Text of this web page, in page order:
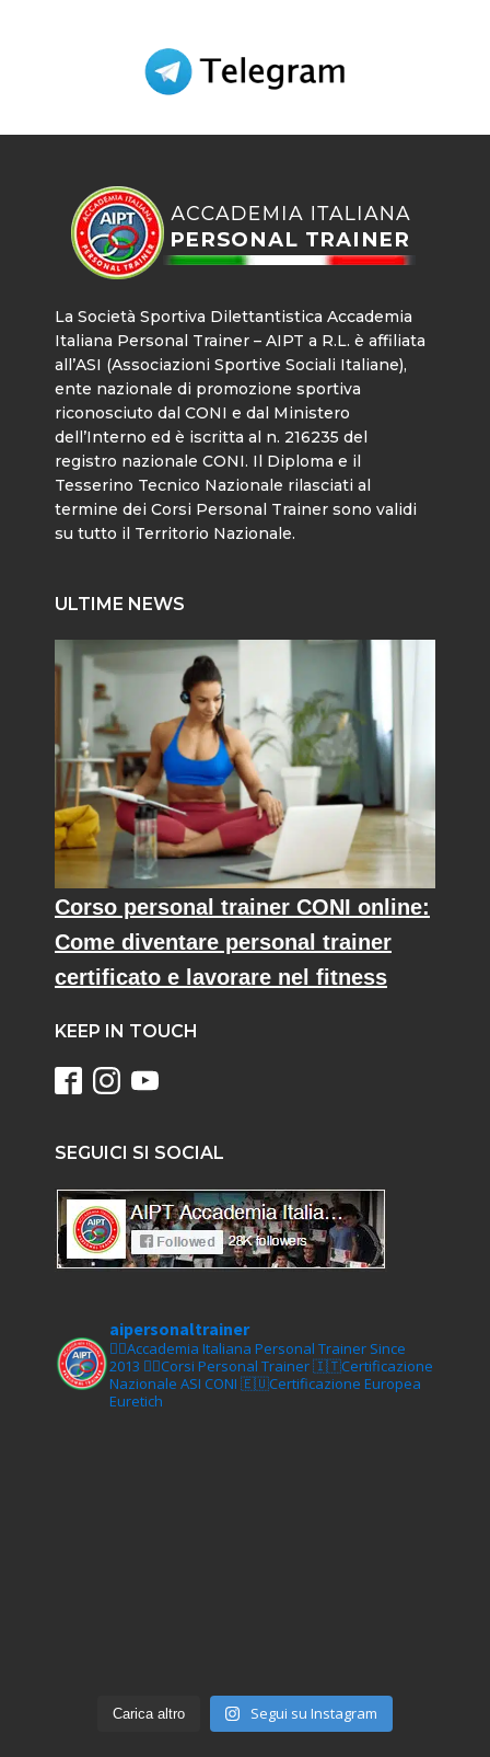
La Società Sportiva Dilettantistica Accademia
Italiana Personal Trainer – AIPT a R.L. è affiliata
all’ASI (Associazioni Sportive Sociali Italiane),
ente nazionale di promozione sportiva
riconosciuto dal CONI e dal Ministero
dell’Interno ed è iscritta al n. 216235 del
registro nazionale CONI. Il Diploma e il
Tesserino Tecnico Nazionale rilasciati al
termine dei Corsi Personal Trainer sono validi
su tutto il Territorio Nazionale.
ULTIME NEWS
Corso personal trainer CONI online:
Come diventare personal trainer
certificato e lavorare nel fitness
KEEP IN TOUCH
SEGUICI SI SOCIAL
aipersonaltrainer
🏋‍♀️Accademia Italiana Personal Trainer Since
2013 🏋‍♂️Corsi Personal Trainer🇮🇹Certificazione
Nazionale ASI CONI 🇪🇺Certificazione Europea
Euretich
Carica altro Segui su Instagram